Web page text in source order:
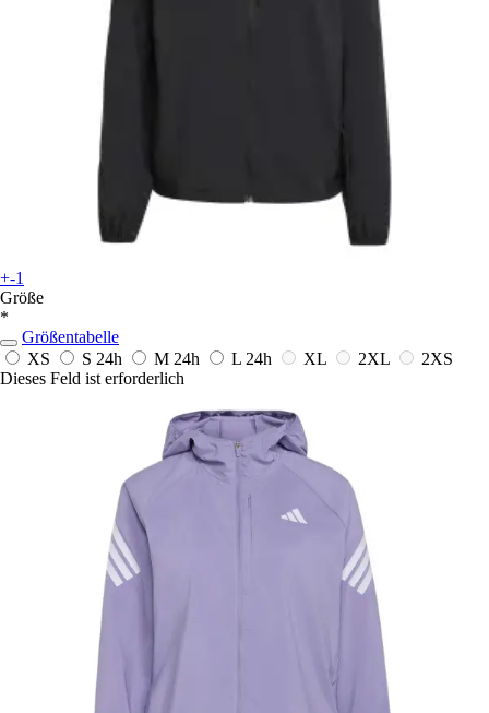
+-1
Größe
*
Größentabelle
XS
S 24h M 24h L 24h XL 2XL
2XS
Dieses Feld ist erforderlich